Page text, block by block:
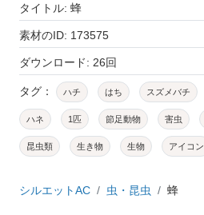
タイトル: 蜂
素材のID: 173575
ダウンロード: 26回
タグ： ハチ はち スズメバチ
ハネ 1匹 節足動物 害虫
昆虫類 生き物 生物 アイコン
シルエットAC 虫・昆虫 蜂